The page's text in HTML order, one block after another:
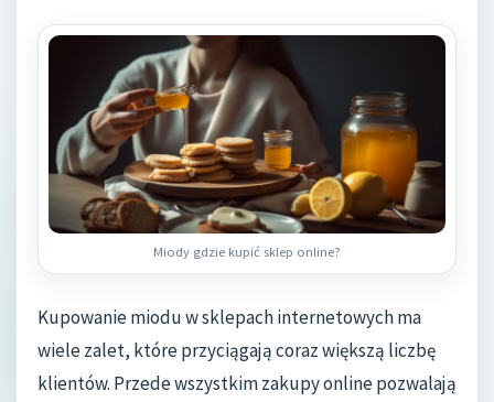
Miody gdzie kupić sklep online?
Kupowanie miodu w sklepach internetowych ma
wiele zalet, które przyciągają coraz większą liczbę
klientów. Przede wszystkim zakupy online pozwalają